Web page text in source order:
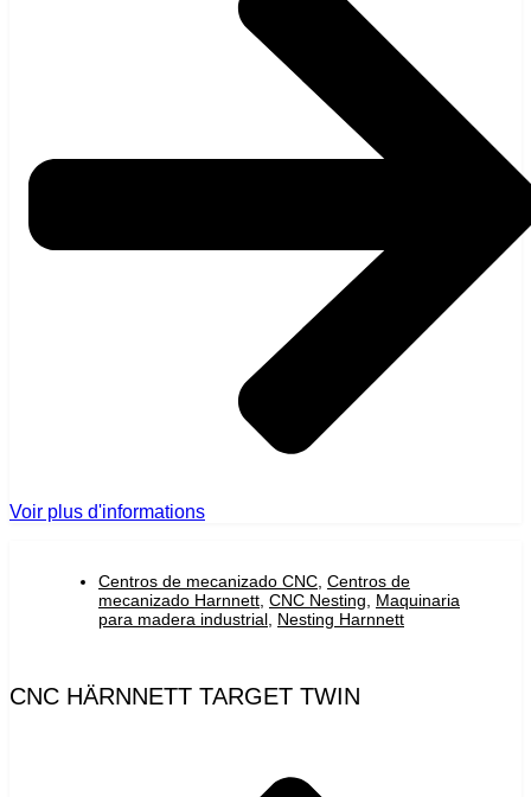
Voir plus d'informations
Centros de mecanizado CNC, Centros de
mecanizado Harnnett, CNC Nesting, Maquinaria
para madera industrial, Nesting Harnnett
CNC HÄRNNETT TARGET TWIN